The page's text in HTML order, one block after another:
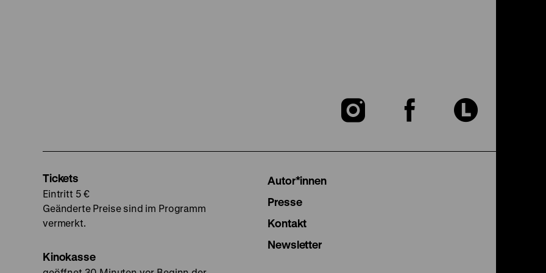
Zu
Zu
Zu
Tickets
Eintritt 5 €
Geänderte Preise sind im Programm
vermerkt.
Kinokasse
Autor*innen
Presse
Kontakt
Newsletter